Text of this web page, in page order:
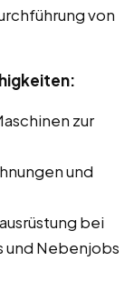
von
zur
und
bei
und Nebenjobs